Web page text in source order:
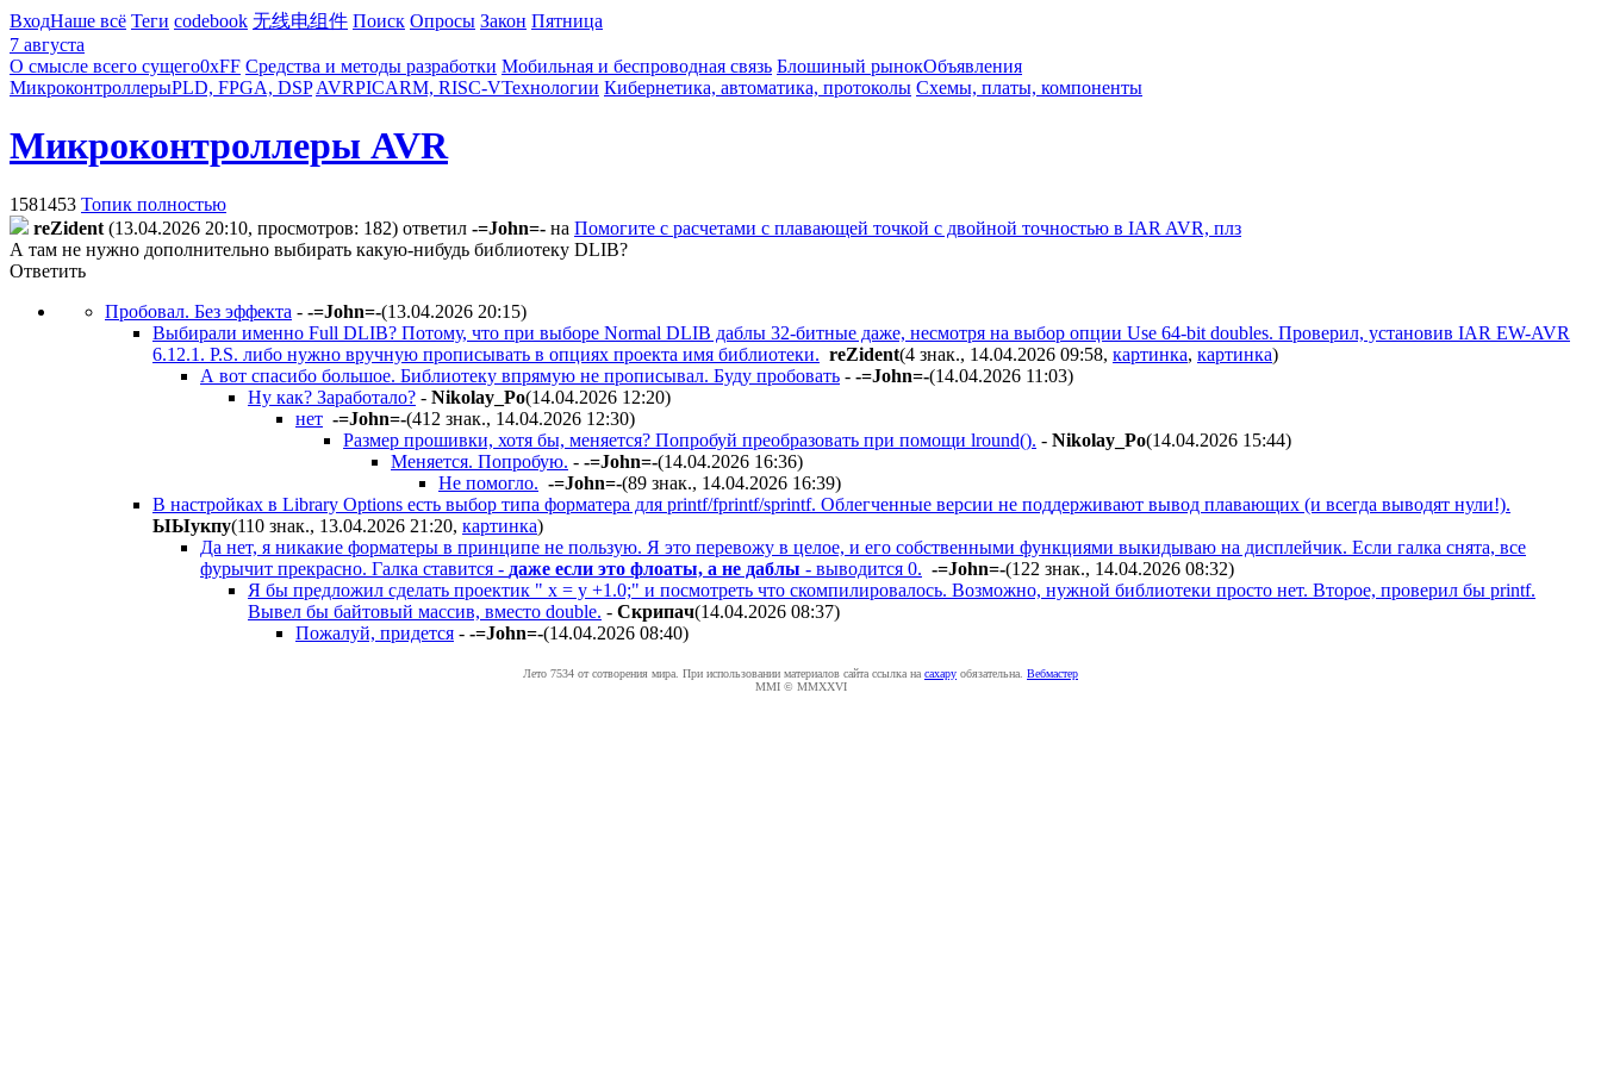
ВходНаше всё Теги codebook 无线电组件 Поиск Опросы Закон Пятница
7 августа
О смысле всего сущего0xFF Средства и методы разработки Мобильная и беспроводная связь Блошиный рынокОбъявления
МикроконтроллерыPLD, FPGA, DSP AVRPICARM, RISC-VТехнологии Кибернетика, автоматика, протоколы Схемы, платы, компоненты
Микроконтроллеры AVR
1581453 Топик полностью
reZident (13.04.2026 20:10, просмотров: 182) ответил -=John=- на Помогите с расчетами с плавающей точкой с двойной точностью в IAR AVR, плз
А там не нужно дополнительно выбирать какую-нибудь библиотеку DLIB?
Ответить
Пробовал. Без эффекта - -=John=-(13.04.2026 20:15)
Выбирали именно Full DLIB? Потому, что при выборе Normal DLIB даблы 32-битные даже, несмотря на выбор опции Use 64-bit doubles. Проверил, установив IAR EW-AVR
6.12.1. P.S. либо нужно вручную прописывать в опциях проекта имя библиотеки. reZident(4 знак., 14.04.2026 09:58, картинка, картинка)
А вот спасибо большое. Библиотеку впрямую не прописывал. Буду пробовать - -=John=-(14.04.2026 11:03)
Ну как? Заработало? - Nikolay_Po(14.04.2026 12:20)
нет -=John=-(412 знак., 14.04.2026 12:30)
Размер прошивки, хотя бы, меняется? Попробуй преобразовать при помощи lround(). - Nikolay_Po(14.04.2026 15:44)
Меняется. Попробую. - -=John=-(14.04.2026 16:36)
Не помогло. -=John=-(89 знак., 14.04.2026 16:39)
В настройках в Library Options есть выбор типа форматера для printf/fprintf/sprintf. Облегченные версии не поддерживают вывод плавающих (и всегда выводят нули!).
ЫЫyкпy(110 знак., 13.04.2026 21:20, картинка)
Да нет, я никакие форматеры в принципе не пользую. Я это перевожу в целое, и его собственными функциями выкидываю на дисплейчик. Если галка снята, все
фурычит прекрасно. Галка ставится - даже если это флоаты, а не даблы - выводится 0. -=John=-(122 знак., 14.04.2026 08:32)
Я бы предложил сделать проектик " x = y +1.0;" и посмотреть что скомпилировалось. Возможно, нужной библиотеки просто нет. Второе, проверил бы printf.
Вывел бы байтовый массив, вместо double. - Cкpипaч(14.04.2026 08:37)
Пожалуй, придется - -=John=-(14.04.2026 08:40)
Лето 7534 от сотворения мира. При использовании материалов сайта ссылка на caxapу обязательна. Вебмастер
MMI © MMXXVI